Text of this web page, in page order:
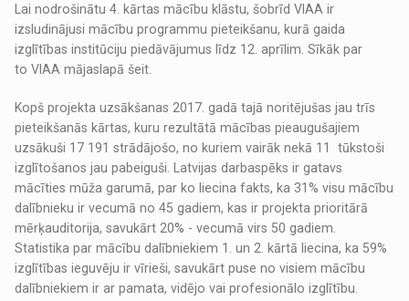
Lai nodrošinātu 4. kārtas mācību klāstu, šobrīd VIAA ir
izsludinājusi mācību programmu pieteikšanu, kurā gaida
izglītības institūciju piedāvājumus līdz 12. aprīlim. Sīkāk par
to VIAA mājaslapā šeit.
Kopš projekta uzsākšanas 2017. gadā tajā noritējušas jau trīs
pieteikšanās kārtas, kuru rezultātā mācības pieaugušajiem
uzsākuši 17 191 strādājošo, no kuriem vairāk nekā 11 tūkstoši
izglītošanos jau pabeiguši. Latvijas darbaspēks ir gatavs
mācīties mūža garumā, par ko liecina fakts, ka 31% visu mācību
dalībnieku ir vecumā no 45 gadiem, kas ir projekta prioritārā
mērķauditorija, savukārt 20% - vecumā virs 50 gadiem.
Statistika par mācību dalībniekiem 1. un 2. kārtā liecina, ka 59%
izglītības ieguvēju ir vīrieši, savukārt puse no visiem mācību
dalībniekiem ir ar pamata, vidējo vai profesionālo izglītību.